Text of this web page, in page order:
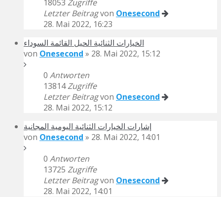
18053 Zugriffe
Letzter Beitragvon Onesecond
28. Mai 2022, 16:23
الخيارات الثنائية الحيل القائمة السوداء
von Onesecond » 28. Mai 2022, 15:12
0 Antworten
13814Zugriffe
Letzter Beitragvon Onesecond
28. Mai 2022, 15:12
إشارات الخيارات الثنائية اليومية المجانية
von Onesecond » 28. Mai 2022, 14:01
0 Antworten
13725 Zugriffe
Letzter Beitragvon Onesecond
28. Mai 2022, 14:01